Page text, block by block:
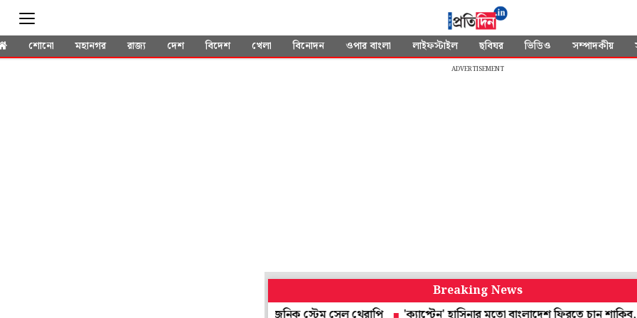
শোনো মহানগর রাজ্য দেশ বিদেশ খেলা বিনোদন ওপার বাংলা লাইফস্টাইল ছবিঘর ভিডিও সম্পাদকীয়
ADVERTISEMENT
Breaking News